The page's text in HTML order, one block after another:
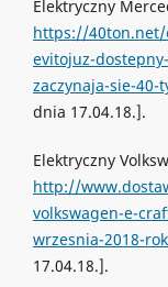
Elektryczny
https://40ton.net/
evitojuz-
zaczynaja-sie-
dnia 17.04.18.].
Elektryczny
http://
volkswagen-e-
wrzesnia-2018-
17.04.18.].